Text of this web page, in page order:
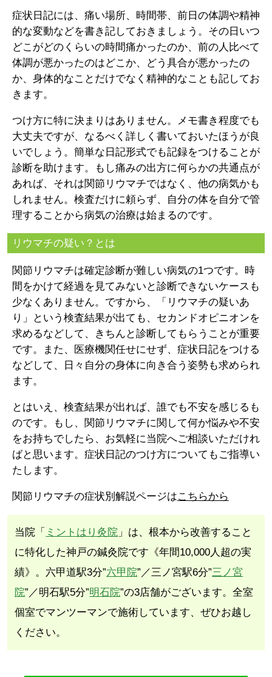
症状日記には、痛い場所、時間帯、前日の体調や精神
的な変動などを書き記しておきましょう。その日いつ
どこがどのくらいの時間痛かったのか、前の人比べて
体調が悪かったのはどこか、どう具合が悪かったの
か、身体的なことだけでなく精神的なことも記してお
きます。
つけ方に特に決まりはありません。メモ書き程度でも
大丈夫ですが、なるべく詳しく書いておいたほうが良
いでしょう。簡単な日記形式でも記録をつけることが
診断を助けます。もし痛みの出方に何らかの共通点が
あれば、それは関節リウマチではなく、他の病気かも
しれません。検査だけに頼らず、自分の体を自分で管
理することから病気の治療は始まるのです。
リウマチの疑い？とは
関節リウマチは確定診断が難しい病気の1つです。時
間をかけて経過を見てみないと診断できないケースも
少なくありません。ですから、「リウマチの疑いあ
り」という検査結果が出ても、セカンドオピニオンを
求めるなどして、きちんと診断してもらうことが重要
です。また、医療機関任せにせず、症状日記をつける
などして、日々自分の身体に向き合う姿勢も求められ
ます。
とはいえ、検査結果が出れば、誰でも不安を感じるも
のです。もし、関節リウマチに関して何か悩みや不安
をお持ちでしたら、お気軽に当院へご相談いただけれ
ばと思います。症状日記のつけ方についてもご指導い
たします。
関節リウマチの症状別解説ページはこちらから
当院「 ミントはり灸院 」は、根本から改善すること
に特化した神戸の鍼灸院です《年間10,000人超の実
績》。六甲道駅3分”六甲院”／三ノ宮駅6分”三ノ宮
院”／明石駅5分”明石院”の3店舗がございます。全室
個室でマンツーマンで施術しています、ぜひお越し
ください。